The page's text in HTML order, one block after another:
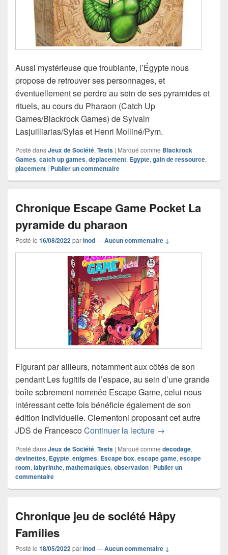
Aussi mystérieuse que troublante, l’Égypte nous
propose de retrouver ses personnages, et
éventuellement se perdre au sein de ses pyramides et
rituels, au cours du Pharaon (Catch Up
Games/Blackrock Games) de Sylvain
Lasjuilliarias/Sylas et Henri Molliné/Pym.
Posté dansJeux de Société, Tests | Marqué comme Blackrock
Games, catch up games, deplacement, Egypte, gain de ressource,
placement | Publier un commentaire
Chronique Escape Game Pocket La
pyramide du pharaon
Posté le 16/08/2022parInod—Aucun commentaire ↓
Figurant par ailleurs, notamment aux côtés de son
pendant Les fugitifs de l’espace, au sein d’une grande
boîte sobrement nommée Escape Game, celui nous
intéressant cette fois bénéficie également de son
édition individuelle. Clementoni proposant cet autre
JDS de FrancescoContinuer la lecture Chronique Escape
→
Posté dansJeux de Société,Tests | Marqué comme decodage,
devinettes, Egypte,enigmes, Escape box,escape game,escape
room,labyrinthe,mathematiques,observation | Publier un
commentaire
Chronique jeu de société Hâpy
Families
Posté le 18/05/2022parInod—Aucun commentaire ↓